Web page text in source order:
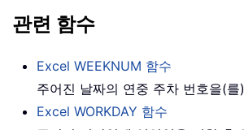
관련 함수
Excel WEEKNUM 함수
주어진 날짜의 연중 주차 번호을(를)
Excel WORKDAY 함수